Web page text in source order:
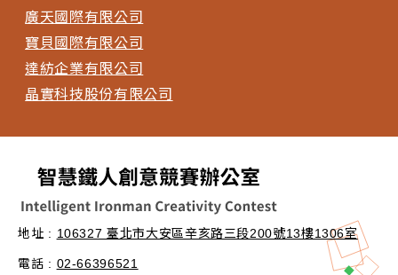
廣天國際有限公司
寶貝國際有限公司
達紡企業有限公司
晶實科技股份有限公司
地址 : 106327 臺北市大安區辛亥路三段200號13樓1306室
電話 : 02-66396521